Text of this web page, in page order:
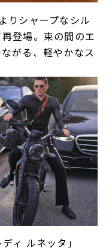
りシャープなシル
登場。束の間のエ
がる、軽やかなス
ィ ルネッタ」